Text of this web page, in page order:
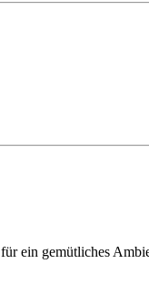
ein gemütliches